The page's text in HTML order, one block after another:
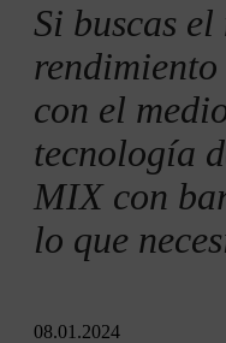
Si buscas
rendimiento
con el
tecnología
MIX con
lo que
08.01.2024